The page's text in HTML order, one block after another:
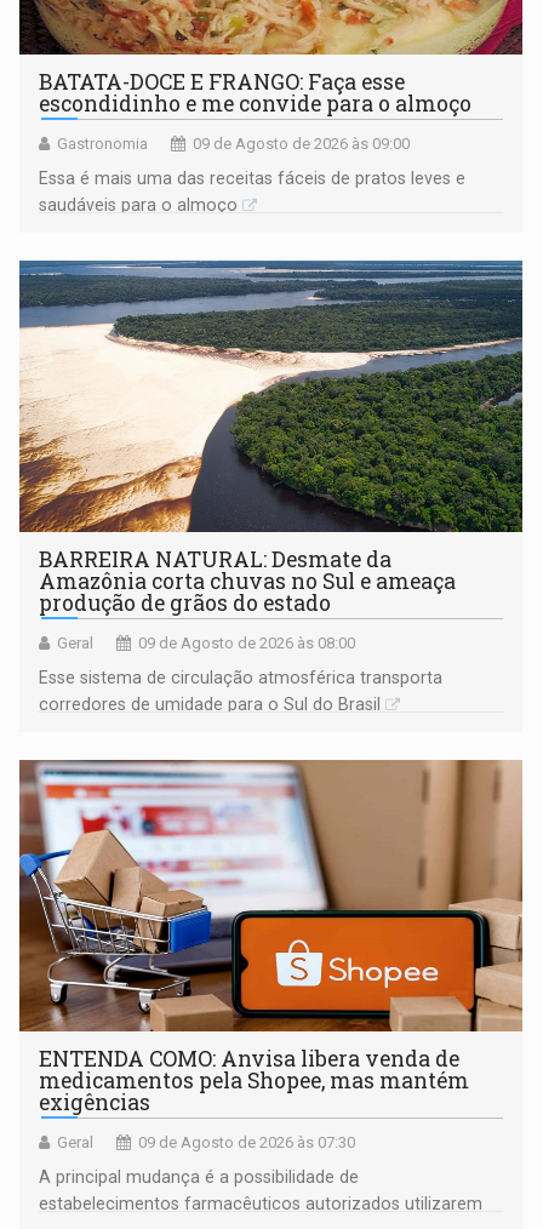
BATATA-DOCE E FRANGO: Faça esse
escondidinho e me convide para o almoço
Gastronomia 09 de Agosto de 2026 às 09:00
Essa é mais uma das receitas fáceis de pratos leves e
saudáveis para o almoço
BARREIRA NATURAL: Desmate da
Amazônia corta chuvas no Sul e ameaça
produção de grãos do estado
Geral 09 de Agosto de 2026 às 08:00
Esse sistema de circulação atmosférica transporta
corredores de umidade para o Sul do Brasil
ENTENDA COMO: Anvisa libera venda de
medicamentos pela Shopee, mas mantém
exigências
Geral 09 de Agosto de 2026 às 07:30
A principal mudança é a possibilidade de
estabelecimentos farmacêuticos autorizados utilizarem